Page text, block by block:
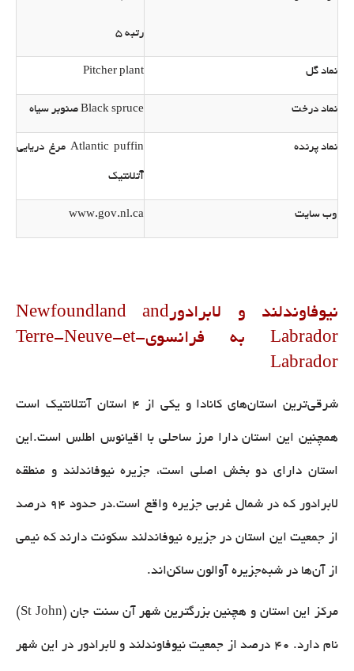
رتبه 5
نماد گل Pitcher plant
نماد درخت Black spruce صنوبر سیاه
نماد پرنده Atlantic puffin مرغ دریایی
آتلانتیک
وب سایت www.gov.nl.ca
نیوفاوندلند و لابرادورNewfoundland and
Labrador به فرانسویTerre-Neuve-et-
Labrador
شرقی‌ترین استان‌های کانادا و یکی از 4 استان آنتلانتیک است
همچنین این استان دارا مرز ساحلی با اقیانوس اطلس است.این
استان دارای دو بخش اصلی است، جزیره نیوفاندلند و منطقه
لابرادور که در شمال غربی جزیره واقع است.در حدود ۹۴ درصد
از جمعیت این استان در جزیره نیوفاندلند سکونت دارند که نیمی
از آن‌ها در شبه‌جزیره آوالون ساکن‌اند.
مرکز این استان و هچنین بزرگترین شهر آن سنت جان (St John)
نام دارد. ۴۰ درصد از جمعیت نیوفاوندلند و لابرادور در این شهر